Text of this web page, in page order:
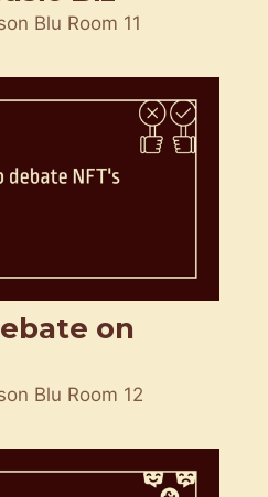
Blu Room 11
on
Blu Room 12